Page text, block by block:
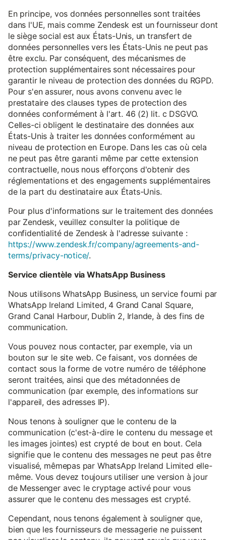
En principe, vos données personnelles sont traitées
dans l'UE, mais comme Zendesk est un fournisseur dont
le siège social est aux États-Unis, un transfert de
données personnelles vers les États-Unis ne peut pas
être exclu. Par conséquent, des mécanismes de
protection supplémentaires sont nécessaires pour
garantir le niveau de protection des données du RGPD.
Pour s'en assurer, nous avons convenu avec le
prestataire des clauses types de protection des
données conformément à l'art. 46 (2) lit. c DSGVO.
Celles-ci obligent le destinataire des données aux
États-Unis à traiter les données conformément au
niveau de protection en Europe. Dans les cas où cela
ne peut pas être garanti même par cette extension
contractuelle, nous nous efforçons d'obtenir des
réglementations et des engagements supplémentaires
de la part du destinataire aux États-Unis.
Pour plus d'informations sur le traitement des données
par Zendesk, veuillez consulter la politique de
confidentialité de Zendesk à l'adresse suivante :
https://www.zendesk.fr/company/agreements-and-
terms/privacy-notice/.
Service clientèle via WhatsApp Business
Nous utilisons WhatsApp Business, un service fourni par
WhatsApp Ireland Limited, 4 Grand Canal Square,
Grand Canal Harbour, Dublin 2, Irlande, à des fins de
communication.
Vous pouvez nous contacter, par exemple, via un
bouton sur le site web. Ce faisant, vos données de
contact sous la forme de votre numéro de téléphone
seront traitées, ainsi que des métadonnées de
communication (par exemple, des informations sur
l'appareil, des adresses IP).
Nous tenons à souligner que le contenu de la
communication (c'est-à-dire le contenu du message et
les images jointes) est crypté de bout en bout. Cela
signifie que le contenu des messages ne peut pas être
visualisé, mêmepas par WhatsApp Ireland Limited elle-
même. Vous devez toujours utiliser une version à jour
de Messenger avec le cryptage activé pour vous
assurer que le contenu des messages est crypté.
Cependant, nous tenons également à souligner que,
bien que les fournisseurs de messagerie ne puissent